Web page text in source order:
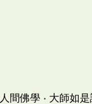
間佛學 ‧ 大師如是